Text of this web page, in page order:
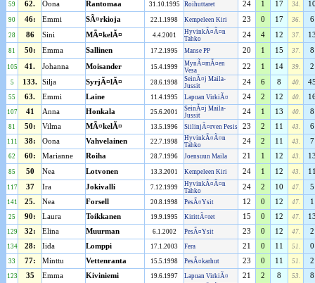
59 62. Oona Rantomaa 31.10.1995 Roihuttaret 24 1 17 34.
90 46: Emmi SÃ¤rkioja 22.1.1998 Kempeleen Kiri 23 0 17 36. 6
28 86 Sini MÃ¤kelÃ¤ 4.4.2001
HyvinkÃ¤Ã¤n
Tahko
24 4 12 37.
81 50: Emma Sallinen 17.2.1995 Manse PP 20 1 15 37. 8
105 41. Johanna Moisander 15.4.1999
MynÃ¤mÃ¤en
Vesa
22 1 14 39. 2
5 133. Silja SyrjÃ¤lÃ¤ 28.6.1998
SeinÃ¤j Maila-
Jussit
24 6 8 40.
55 63. Emmi Laine 11.4.1995 Lapuan VirkiÃ¤ 24 2 12 40.
107 41 Anna Honkala 25.6.2001
SeinÃ¤j Maila-
Jussit
24 1 13 40. 8
81 50: Vilma MÃ¤kelÃ¤ 13.5.1996 SiilinjÃ¤rven Pesis 23 2 11 43. 6
111 38: Oona Vahvelainen 22.7.1998
HyvinkÃ¤Ã¤n
Tahko
24 2 11 43. 7
62 60: Marianne Roiha 28.7.1996 Joensuun Maila 21 1 12 43.
85 50 Nea Lotvonen 13.3.2001 Kempeleen Kiri 24 1 12 43.
117 37 Ira Jokivalli 7.12.1999
HyvinkÃ¤Ã¤n
Tahko
24 2 10 47. 5
141 25. Nea Forsell 20.8.1998 PesÃ¤Ysit 12 0 12 47. 1
25 90: Laura Toikkanen 19.9.1995 KirittÃ¤ret 15 0 12 47.
129 32: Elina Muurman 6.1.2002 PesÃ¤Ysit 23 0 12 47. 2
134 28: Iida Lomppi 17.1.2003 Fera 21 0 11 51. 0
33 77: Minttu Vettenranta 15.5.1998 PesÃ¤karhut 23 0 11 51. 2
123 35 Emma Kiviniemi 19.6.1997 Lapuan VirkiÃ¤ 21 2 8 53. 8